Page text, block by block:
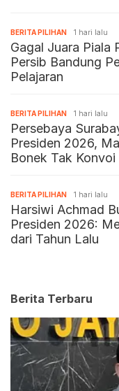
BERITA PILIHAN 1 hari lalu
Gagal Juara Piala
Persib Bandung
Pelajaran
BERITA PILIHAN 1 hari lalu
Persebaya
Presiden 2026,
Bonek Tak Konvoi
BERITA PILIHAN 1 hari lalu
Harsiwi Achmad
Presiden 2026:
dari Tahun Lalu
Berita Terbaru